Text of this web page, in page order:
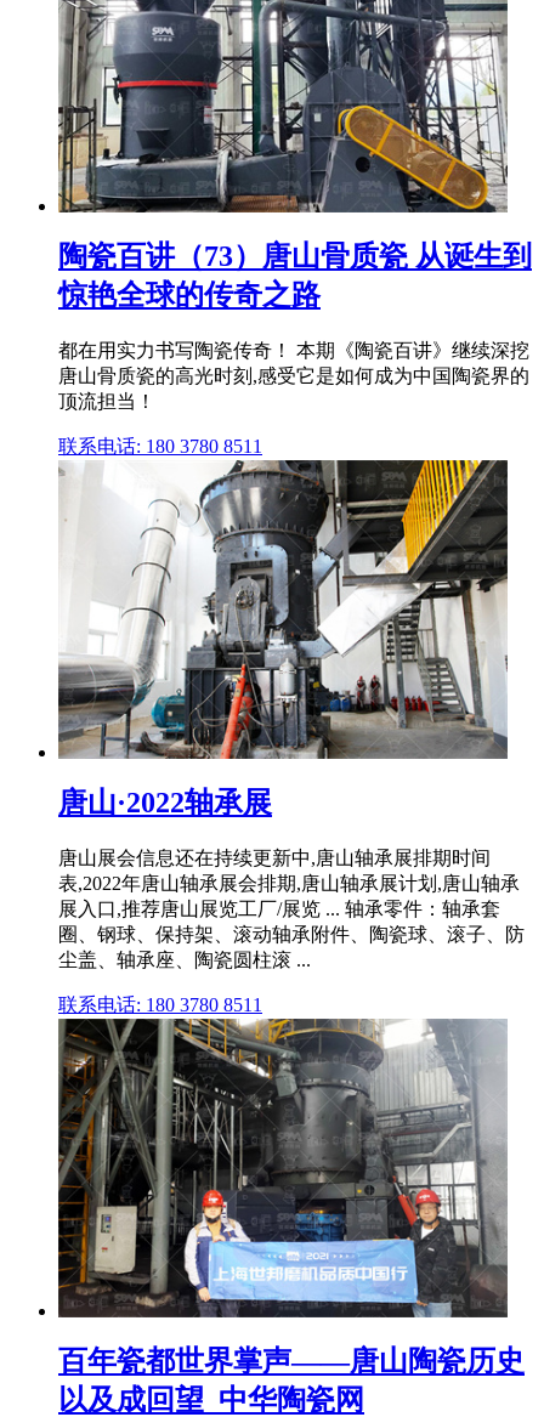
陶瓷百讲（73）唐山骨质瓷 从诞生到
惊艳全球的传奇之路
都在用实力书写陶瓷传奇！ 本期《陶瓷百讲》继续深挖
唐山骨质瓷的高光时刻,感受它是如何成为中国陶瓷界的
顶流担当！
联系电话: 180 3780 8511
唐山·2022轴承展
唐山展会信息还在持续更新中,唐山轴承展排期时间
表,2022年唐山轴承展会排期,唐山轴承展计划,唐山轴承
展入口,推荐唐山展览工厂/展览 ... 轴承零件：轴承套
圈、钢球、保持架、滚动轴承附件、陶瓷球、滚子、防
尘盖、轴承座、陶瓷圆柱滚 ...
联系电话: 180 3780 8511
百年瓷都世界掌声——唐山陶瓷历史
以及成回望_中华陶瓷网